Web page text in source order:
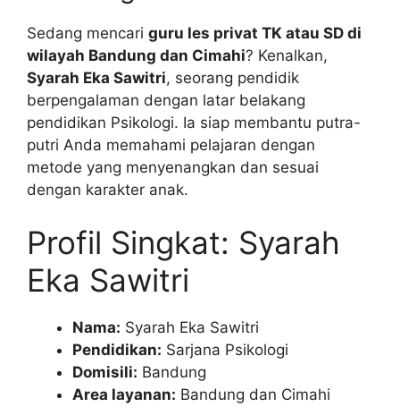
Sedang mencari guru les privat TK atau SD di
wilayah Bandung dan Cimahi? Kenalkan,
Syarah Eka Sawitri, seorang pendidik
berpengalaman dengan latar belakang
pendidikan Psikologi. Ia siap membantu putra-
putri Anda memahami pelajaran dengan
metode yang menyenangkan dan sesuai
dengan karakter anak.
Profil Singkat: Syarah
Eka Sawitri
Nama: Syarah Eka Sawitri
Pendidikan: Sarjana Psikologi
Domisili: Bandung
Area layanan: Bandung dan Cimahi